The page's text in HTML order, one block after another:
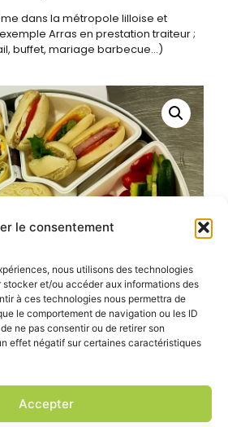
le consentement
nous utilisons des technologies
et/ou accéder aux informations des
à ces technologies nous permettra de
le comportement de navigation ou les ID
ne pas consentir ou de retirer son
effet négatif sur certaines caractéristiques
Accepter
dans la métropole lilloise et
Arras en prestation traiteur ;
buffet, mariage barbecue…)